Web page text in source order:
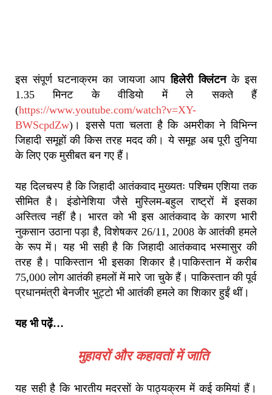
इस संपूर्ण घटनाक्रम का जायजा आपहिलेरी क्लिंटनके इस
1.35 मिनट के वीडियो में ले सकते हैं
(https://www.youtube.com/watch?v=XY-
BWScpdZw)। इससे पता चलता है कि अमरीका ने विभिन्न
जिहादी समूहों की किस तरह मदद की। ये समूह अब पूरी दुनिया
के लिए एक मुसीबत बन गए हैं।
यह दिलचस्प है कि जिहादी आतंकवाद मुख्यतः पश्चिम एशिया तक
सीमित है। इंडोनेशिया जैसे मुस्लिम-बहुल राष्ट्रों में इसका
अस्तित्व नहीं है। भारत को भी इस आतंकवाद के कारण भारी
नुकसान उठाना पड़ा है, विशेषकर 26/11, 2008 के आतंकी हमले
के रूप में। यह भी सही है कि जिहादी आतंकवाद भस्मासुर की
तरह है। पाकिस्तान भी इसका शिकार है।पाकिस्तान में करीब
75,000 लोग आतंकी हमलों में मारे जा चुके हैं। पाकिस्तान की पूर्व
प्रधानमंत्री बेनजीर भुट्टो भी आतंकी हमले का शिकार हुईं थीं।
यह भी पढ़ें…
मुहावरों और कहावतों में जाति
यह सही है कि भारतीय मदरसों के पाठ्यक्रम में कई कमियां हैं।